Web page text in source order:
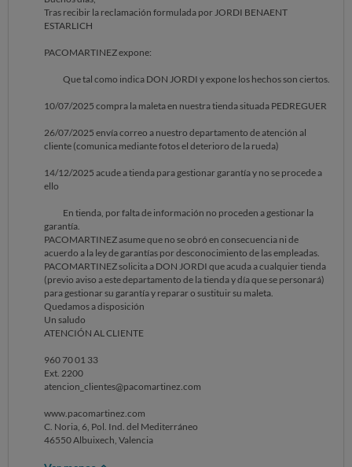
tratarse de un aspecto esencial de la compra.
Además, resulta evidente que una maleta con una rueda defectuosa no
El defecto no era visible ni funcionalmente detectable en el momento
de la compra.
Durante el trayecto Valencia–Madrid en AVE, previo a un viaje
internacional a Doha, se rompió una de las ruedas. En cuanto ocurrió
el incidente, envié inmediatamente un correo electrónico a la empresa,
dejando constancia del problema y del uso normal del producto. La
maleta tenía solo unas semanas de uso.
Desde Atención al Cliente se me respondió que en cualquier tienda
Paco Martínez podrían gestionar la reparación o el cambio, lo que me
dio tranquilidad y confianza.
Sin embargo, el viernes pasado acudí a la tienda del centro de Valencia
(Calle Conde Salvatierra) y, para mi sorpresa, se me negó tanto la
garantía como la reparación, tras contactar telefónicamente con la
tienda de Finestrat, alegando la política interna de la empresa.
Considero esta actuación injusta y contraria al trato adecuado al
cliente, ya que:
Dispongo del ticket de compra.
El defecto apareció con un uso normal y en un plazo muy corto.
Dejé constancia inmediata del problema por escrito.
Fui informado previamente por la propia empresa de que la
reparación o cambio era posible en cualquier tienda.
Tras recibir la reclamación formulada por JORDI BENAENT
ESTARLICH
PACOMARTINEZ expone:
Que tal como indica DON JORDI y expone los hechos son ciertos.
10/07/2025 compra la maleta en nuestra tienda situada PEDREGUER
26/07/2025 envía correo a nuestro departamento de atención al
cliente (comunica mediante fotos el deterioro de la rueda)
14/12/2025 acude a tienda para gestionar garantía y no se procede a
ello
En tienda, por falta de información no proceden a gestionar la
garantía.
PACOMARTINEZ asume que no se obró en consecuencia ni de
acuerdo a la ley de garantías por desconocimiento de las empleadas.
PACOMARTINEZ solicita a DON JORDI que acuda a cualquier tienda
(previo aviso a este departamento de la tienda y día que se personará)
para gestionar su garantía y reparar o sustituir su maleta.
Quedamos a disposición
Un saludo
ATENCIÓN AL CLIENTE
960 70 01 33
Ext. 2200
atencion_clientes@pacomartinez.com
www.pacomartinez.com
C. Noria, 6, Pol. Ind. del Mediterráneo
46550 Albuixech, Valencia